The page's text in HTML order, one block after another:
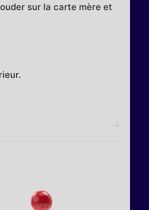
sur la carte mère et